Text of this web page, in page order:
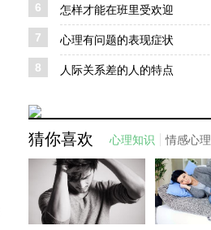
6 怎样才能在班里受欢迎
7 心理有问题的表现症状
8 人际关系差的人的特点
猜你喜欢 心理知识 情感心理